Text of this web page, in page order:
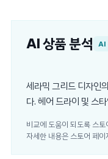
AI 상품 분석 AI
세라믹 그리드 디자인
다. 헤어 드라이 및 스
비교에 도움이 되도록 스
자세한 내용은 스토어 페